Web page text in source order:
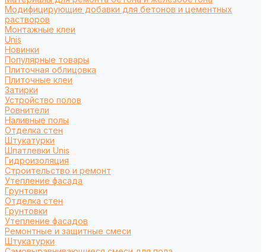
Модифицирующие добавки для бетонов и цементных
растворов
Монтажные клеи
Unis
Новинки
Популярные товары
Плиточная облицовка
Плиточные клеи
Затирки
Устройство полов
Ровнители
Наливные полы
Отделка стен
Штукатурки
Шпатлевки Unis
Гидроизоляция
Строительство и ремонт
Утепление фасада
Грунтовки
Отделка стен
Грунтовки
Утепление фасадов
Ремонтные и защитные смеси
Штукатурки